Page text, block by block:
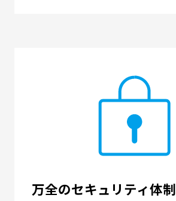
万全のセキュリティ体制